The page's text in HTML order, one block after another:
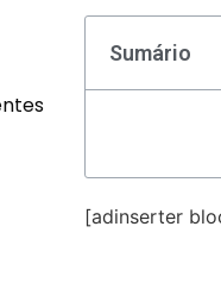
Sumário
[adinserter